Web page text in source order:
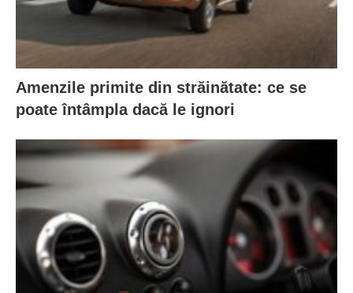
Amenzile primite din străinătate: ce se
poate întâmpla dacă le ignori